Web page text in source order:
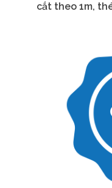
cắt theo 1m,